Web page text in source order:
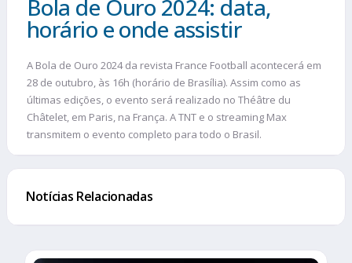
Bola de Ouro 2024: data,
horário e onde assistir
A Bola de Ouro 2024 da revista France Football acontecerá em
28 de outubro, às 16h (horário de Brasília). Assim como as
últimas edições, o evento será realizado no Théâtre du
Châtelet, em Paris, na França. A TNT e o streaming Max
transmitem o evento completo para todo o Brasil.
Notícias Relacionadas